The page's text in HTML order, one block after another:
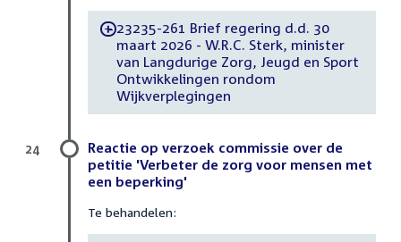
-23235-261 Brief regering d.d. 30
maart 2026 - W.R.C. Sterk, minister
van Langdurige Zorg, Jeugd en Sport
Ontwikkelingen rondom
Wijkverplegingen
Reactie op verzoek commissie over de
petitie 'Verbeter de zorg voor mensen met
een beperking'
Te behandelen:
24